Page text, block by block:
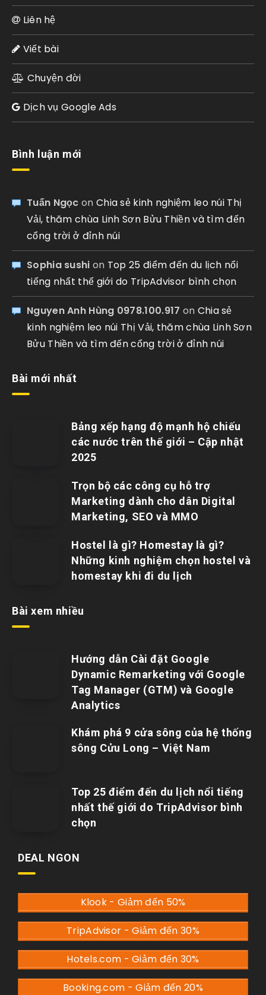
Liên hệ
Viết bài
Chuyện đời
Dịch vụ Google Ads
Bình luận mới
Tuấn Ngọc on Chia sẻ kinh nghiệm leo núi Thị
Vải, thăm chùa Linh Sơn Bửu Thiền và tìm đến
cổng trời ở đỉnh núi
Sophia sushi on Top 25 điểm đến du lịch nổi
tiếng nhất thế giới do TripAdvisor bình chọn
Nguyen Anh Hùng 0978.100.917 on Chia sẻ
kinh nghiệm leo núi Thị Vải, thăm chùa Linh Sơn
Bửu Thiền và tìm đến cổng trời ở đỉnh núi
Bài mới nhất
Bảng xếp hạng độ mạnh hộ chiếu
các nước trên thế giới – Cập nhật
2025
Trọn bộ các công cụ hỗ trợ
Marketing dành cho dân Digital
Marketing, SEO và MMO
Hostel là gì? Homestay là gì?
Những kinh nghiệm chọn hostel và
homestay khi đi du lịch
Bài xem nhiều
Hướng dẫn Cài đặt Google
Dynamic Remarketing với Google
Tag Manager (GTM) và Google
Analytics
Khám phá 9 cửa sông của hệ thống
sông Cửu Long – Việt Nam
Top 25 điểm đến du lịch nổi tiếng
nhất thế giới do TripAdvisor bình
chọn
DEAL NGON
Klook - Giảm đến 50%
TripAdvisor - Giảm đến 30%
Hotels.com - Giảm đến 30%
Booking.com - Giảm đến 20%